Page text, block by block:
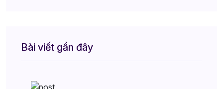
Bài viết gần đây